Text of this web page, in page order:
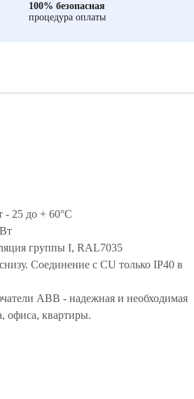
100% безопасная
процедура оплаты
- 25 до + 60°С
группы I, RAL7035
Соединение с CU только IP40 в
ABB - надежная и необходимая
офиса, квартиры.